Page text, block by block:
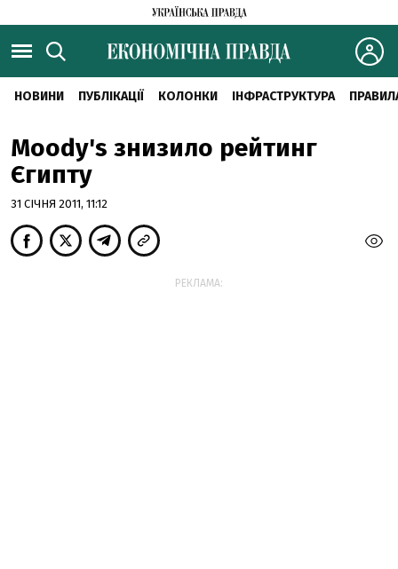
НОВИНИ ПУБЛІКАЦІЇ КОЛОНКИ ІНФРАСТРУКТУРА
Moody's знизило рейтинг
Єгипту
31 СІЧНЯ 2011, 11:12
РЕКЛАМА: